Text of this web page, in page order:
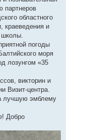
партнеров
областного
краеведения и
школы.
погоды
моря
лозунгом «35
викторин и
Визит-центра.
лучшую эмблему
Добро